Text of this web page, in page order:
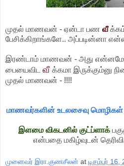
முதல் மாணவன் - ஏன்டா பண வீ
பேசிக்கிறாங்களே.. அப்படின்னா
இரண்டாம் மாணவன் - அது என்னமோ
பையைவிட வீ க்கமா இருக்கும்னு
முதல் மாணவன் - !!!!
மாணவர்களின் உடலசைவு மொழிகள்
இளமை விகடனில் குட்ப்ளாக்
என்பதை மகிழ்வுடன்
முனைவர் இரா.குணசீலன் at டிசம்பர் 16,